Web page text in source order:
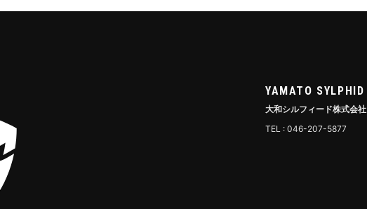
YAMATO SYLPHID
大和シルフィード株式会社
TEL : 046-207-5877